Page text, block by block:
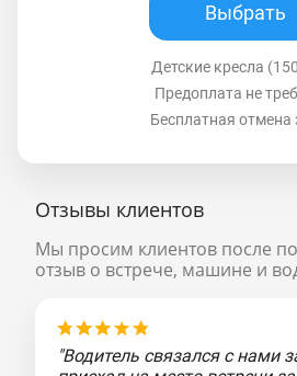
Выбрать
Детские кресла
Предоплата не
Бесплатная отмена
Отзывы клиентов
Мы просим клиентов после
отзыв о встрече, машине и
"Водитель связался с нами